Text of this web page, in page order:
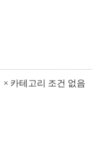
× 카테고리 조건 없음